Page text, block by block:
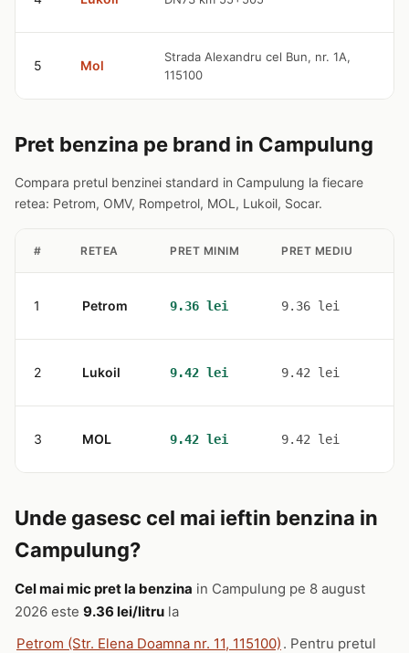
5 Mol
Strada Alexandru cel Bun, nr. 1A,
115100
Pret benzina pe brand in Campulung
Compara pretul benzinei standard in Campulung la fiecare
retea: Petrom, OMV, Rompetrol, MOL, Lukoil, Socar.
# RETEA PRET MINIM PRET MEDIU
1 Petrom 9.36 lei 9.36 lei
2 Lukoil 9.42 lei 9.42 lei
3 MOL 9.42 lei 9.42 lei
Unde gasesc cel mai ieftin benzina in
Campulung?
Cel mai mic pret la benzina in Campulung pe 8 august
2026 este 9.36 lei/litru la
Petrom (Str. Elena Doamna nr. 11, 115100) . Pentru pretul